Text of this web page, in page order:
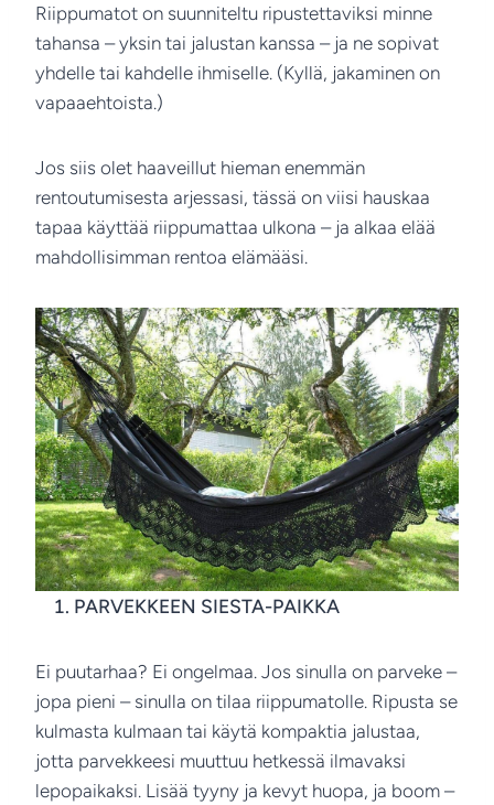
Riippumatot on suunniteltu ripustettaviksi minne
tahansa – yksin tai jalustan kanssa – ja ne sopivat
yhdelle tai kahdelle ihmiselle. (Kyllä, jakaminen on
vapaaehtoista.)
Jos siis olet haaveillut hieman enemmän
rentoutumisesta arjessasi, tässä on viisi hauskaa
tapaa käyttää riippumattaa ulkona – ja alkaa elää
mahdollisimman rentoa elämääsi.
PARVEKKEEN SIESTA-PAIKKA
Ei puutarhaa? Ei ongelmaa. Jos sinulla on parveke –
jopa pieni – sinulla on tilaa riippumatolle. Ripusta se
kulmasta kulmaan tai käytä kompaktia jalustaa,
jotta parvekkeesi muuttuu hetkessä ilmavaksi
lepopaikaksi. Lisää tyyny ja kevyt huopa, ja boom –